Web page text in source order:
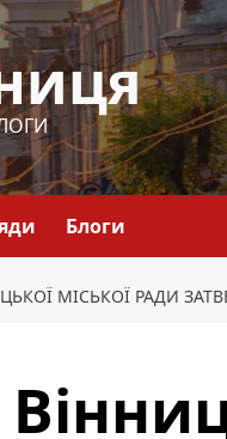
Блоги
МІСЬКОЇ РАДИ